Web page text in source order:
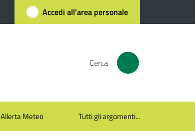
Accedi all'area personale
Cerca
Allerta Meteo Tutti gli argomenti...